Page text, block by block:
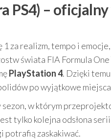
PS4) –
1 za realizm, tempo i emocje,
świata FIA Formula
PlayStation 4. Dzięki
po wyjątkowe
w którym
tylko kolejna odsłona
potrafią zaskakiwać.